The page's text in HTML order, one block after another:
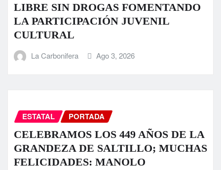
LIBRE SIN DROGAS FOMENTANDO
LA PARTICIPACIÓN JUVENIL
CULTURAL
La Carbonifera Ago 3, 2026
ESTATAL PORTADA
CELEBRAMOS LOS 449 AÑOS DE LA
GRANDEZA DE SALTILLO; MUCHAS
FELICIDADES: MANOLO